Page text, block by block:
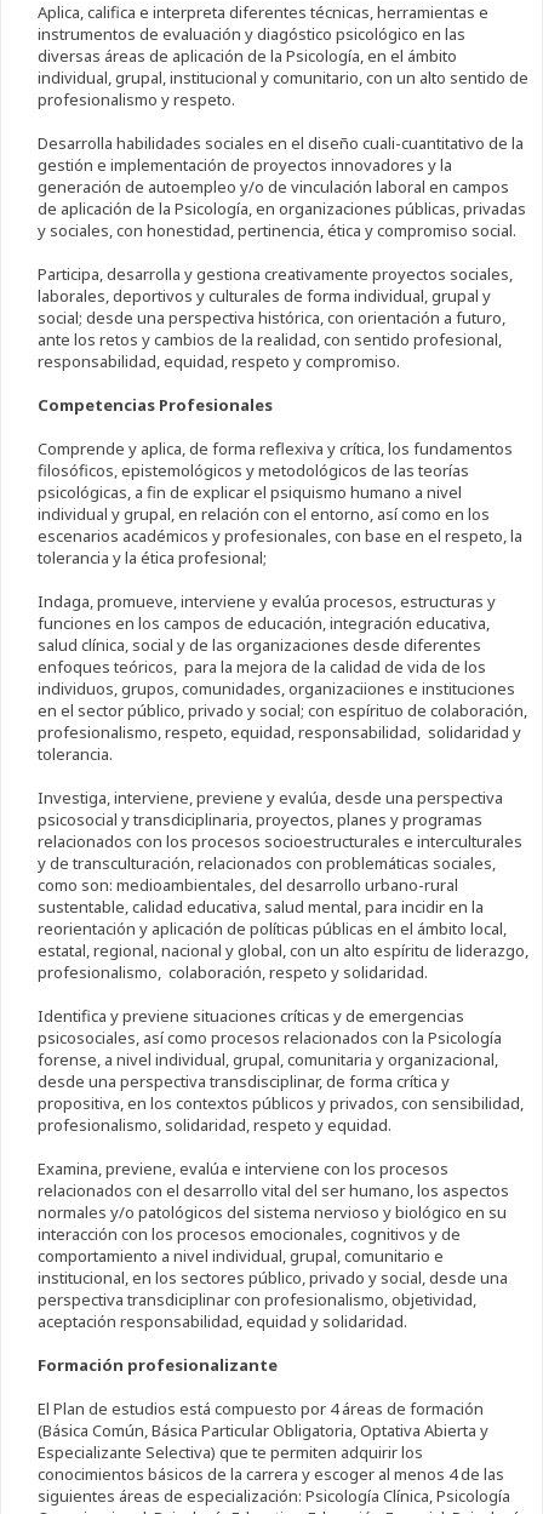
Aplica, califica e interpreta diferentes técnicas, herramientas e
instrumentos de evaluación y diagóstico psicológico en las
diversas áreas de aplicación de la Psicología, en el ámbito
individual, grupal, institucional y comunitario, con un alto sentido de
profesionalismo y respeto.
Desarrolla habilidades sociales en el diseño cuali-cuantitativo de la
gestión e implementación de proyectos innovadores y la
generación de autoempleo y/o de vinculación laboral en campos
de aplicación de la Psicología, en organizaciones públicas, privadas
y sociales, con honestidad, pertinencia, ética y compromiso social.
Participa, desarrolla y gestiona creativamente proyectos sociales,
laborales, deportivos y culturales de forma individual, grupal y
social; desde una perspectiva histórica, con orientación a futuro,
ante los retos y cambios de la realidad, con sentido profesional,
responsabilidad, equidad, respeto y compromiso.
Competencias Profesionales
Comprende y aplica, de forma reflexiva y crítica, los fundamentos
filosóficos, epistemológicos y metodológicos de las teorías
psicológicas, a fin de explicar el psiquismo humano a nivel
individual y grupal, en relación con el entorno, así como en los
escenarios académicos y profesionales, con base en el respeto, la
tolerancia y la ética profesional;
Indaga, promueve, interviene y evalúa procesos, estructuras y
funciones en los campos de educación, integración educativa,
salud clínica, social y de las organizaciones desde diferentes
enfoques teóricos, para la mejora de la calidad de vida de los
individuos, grupos, comunidades, organizaciiones e instituciones
en el sector público, privado y social; con espírituo de colaboración,
profesionalismo, respeto, equidad, responsabilidad, solidaridad y
tolerancia.
Investiga, interviene, previene y evalúa, desde una perspectiva
psicosocial y transdiciplinaria, proyectos, planes y programas
relacionados con los procesos socioestructurales e interculturales
y de transculturación, relacionados con problemáticas sociales,
como son: medioambientales, del desarrollo urbano-rural
sustentable, calidad educativa, salud mental, para incidir en la
reorientación y aplicación de políticas públicas en el ámbito local,
estatal, regional, nacional y global, con un alto espíritu de liderazgo,
profesionalismo, colaboración, respeto y solidaridad.
Identifica y previene situaciones críticas y de emergencias
psicosociales, así como procesos relacionados con la Psicología
forense, a nivel individual, grupal, comunitaria y organizacional,
desde una perspectiva transdisciplinar, de forma crítica y
propositiva, en los contextos públicos y privados, con sensibilidad,
profesionalismo, solidaridad, respeto y equidad.
Examina, previene, evalúa e interviene con los procesos
relacionados con el desarrollo vital del ser humano, los aspectos
normales y/o patológicos del sistema nervioso y biológico en su
interacción con los procesos emocionales, cognitivos y de
comportamiento a nivel individual, grupal, comunitario e
institucional, en los sectores público, privado y social, desde una
perspectiva transdiciplinar con profesionalismo, objetividad,
aceptación responsabilidad, equidad y solidaridad.
Formación profesionalizante
El Plan de estudios está compuesto por 4 áreas de formación
(Básica Común, Básica Particular Obligatoria, Optativa Abierta y
Especializante Selectiva) que te permiten adquirir los
conocimientos básicos de la carrera y escoger al menos 4 de las
siguientes áreas de especialización: Psicología Clínica, Psicología